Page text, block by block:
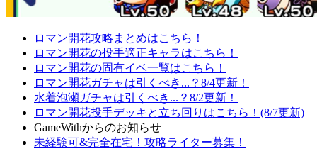
ロマン開花攻略まとめはこちら！
ロマン開花の投手適正キャラはこちら！
ロマン開花の固有イベ一覧はこちら！
ロマン開花ガチャは引くべき...？8/4更新！
水着泡瀬ガチャは引くべき...？8/2更新！
ロマン開花投手デッキと立ち回りはこちら！(8/7更新)
GameWithからのお知らせ
未経験可&完全在宅！攻略ライター募集！